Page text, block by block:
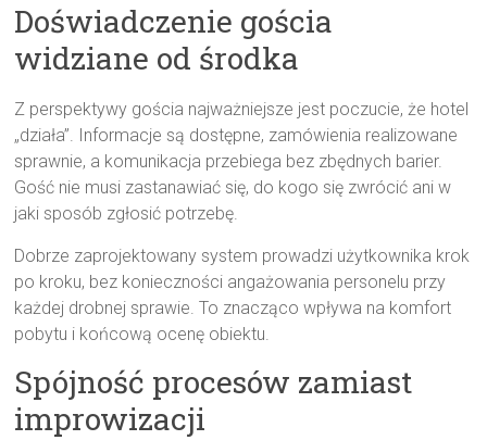
Doświadczenie gościa
widziane od środka
Z perspektywy gościa najważniejsze jest poczucie, że hotel
„działa”. Informacje są dostępne, zamówienia realizowane
sprawnie, a komunikacja przebiega bez zbędnych barier.
Gość nie musi zastanawiać się, do kogo się zwrócić ani w
jaki sposób zgłosić potrzebę.
Dobrze zaprojektowany system prowadzi użytkownika krok
po kroku, bez konieczności angażowania personelu przy
każdej drobnej sprawie. To znacząco wpływa na komfort
pobytu i końcową ocenę obiektu.
Spójność procesów zamiast
improwizacji